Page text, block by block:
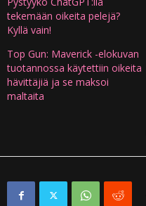
tekemään oikeita pelejä?
Kyllä vain!
Top Gun: Maverick -elokuvan
tuotannossa käytettiin oikeita
hävittäjiä ja se maksoi
maltaita